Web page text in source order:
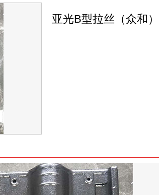
亚光B型拉丝（众和）